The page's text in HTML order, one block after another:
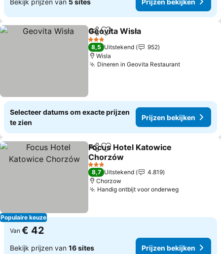
DelenToevoegen aan favorieten
Geovita Wisła
3 Sterren
8,5 Uitstekend
952
Wisla
Dineren in Geovita RestaurantPrijzen
Selecteer datums om exacte prijzen
te zien
Prijzen bekijken
Populaire keuze
DelenToevoegen aan favorieten
Focus Hotel Katowice
Chorzów
Prijzen bekijken
3 Sterren
8,7 Uitstekend
4.819
Chorzow
Handig ontbijt voor onderwegPrijzen
Van € 42
Bekijk prijzen van 16 sites Prijzen bekijken